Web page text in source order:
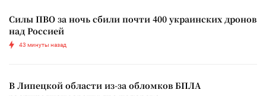
Силы ПВО за ночь сбили почти 400 украинских дронов
над Россией
43 минуты назад
В Липецкой области из-за обломков БПЛА